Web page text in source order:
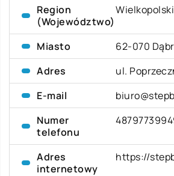
Region
(Województwo)
Miasto
62-070
Adres
ul.
E-mail
Numer
telefonu
Adres
internetowy
https://